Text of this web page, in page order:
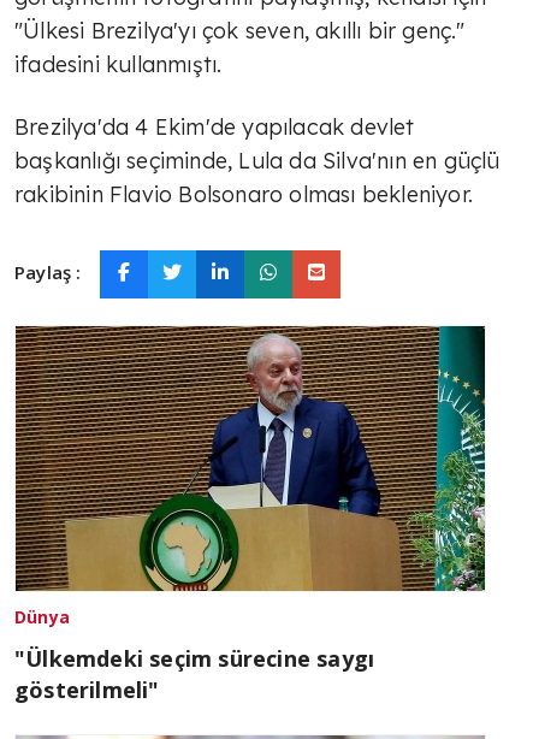
"Ülkesi Brezilya'yı çok seven, akıllı bir genç."
ifadesini kullanmıştı.
Brezilya'da 4 Ekim'de yapılacak devlet
başkanlığı seçiminde, Lula da Silva'nın en güçlü
rakibinin Flavio Bolsonaro olması bekleniyor.
Paylaş :
Dünya
"Ülkemdeki seçim sürecine saygı
gösterilmeli"